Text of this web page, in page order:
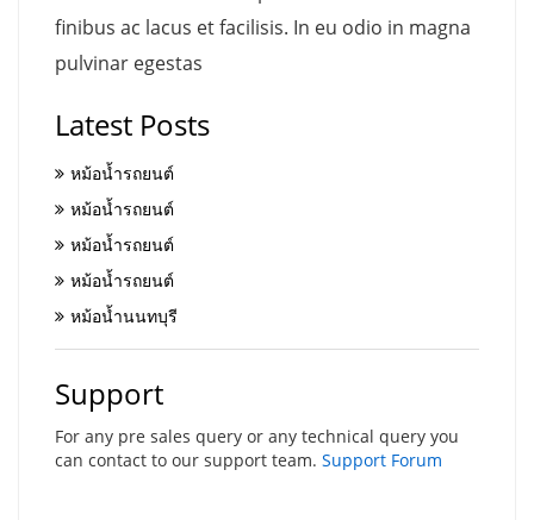
finibus ac lacus et facilisis. In eu odio in magna
pulvinar egestas
Latest Posts
หม้อน้ำรถยนต์
หม้อน้ำรถยนต์
หม้อน้ำรถยนต์
หม้อน้ำรถยนต์
หม้อน้ำนนทบุรี
Support
For any pre sales query or any technical query you
can contact to our support team. Support Forum